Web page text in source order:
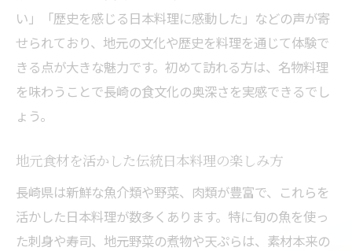
い」「歴史を感じる日本料理に感動した」などの声が寄
せられており、地元の文化や歴史を料理を通じて体験で
きる点が大きな魅力です。初めて訪れる方は、名物料理
を味わうことで長崎の食文化の奥深さを実感できるでし
ょう。
地元食材を活かした伝統日本料理の楽しみ方
長崎県は新鮮な魚介類や野菜、肉類が豊富で、これらを
活かした日本料理が数多くあります。特に旬の魚を使っ
た刺身や寿司、地元野菜の煮物や天ぷらは、素材本来の